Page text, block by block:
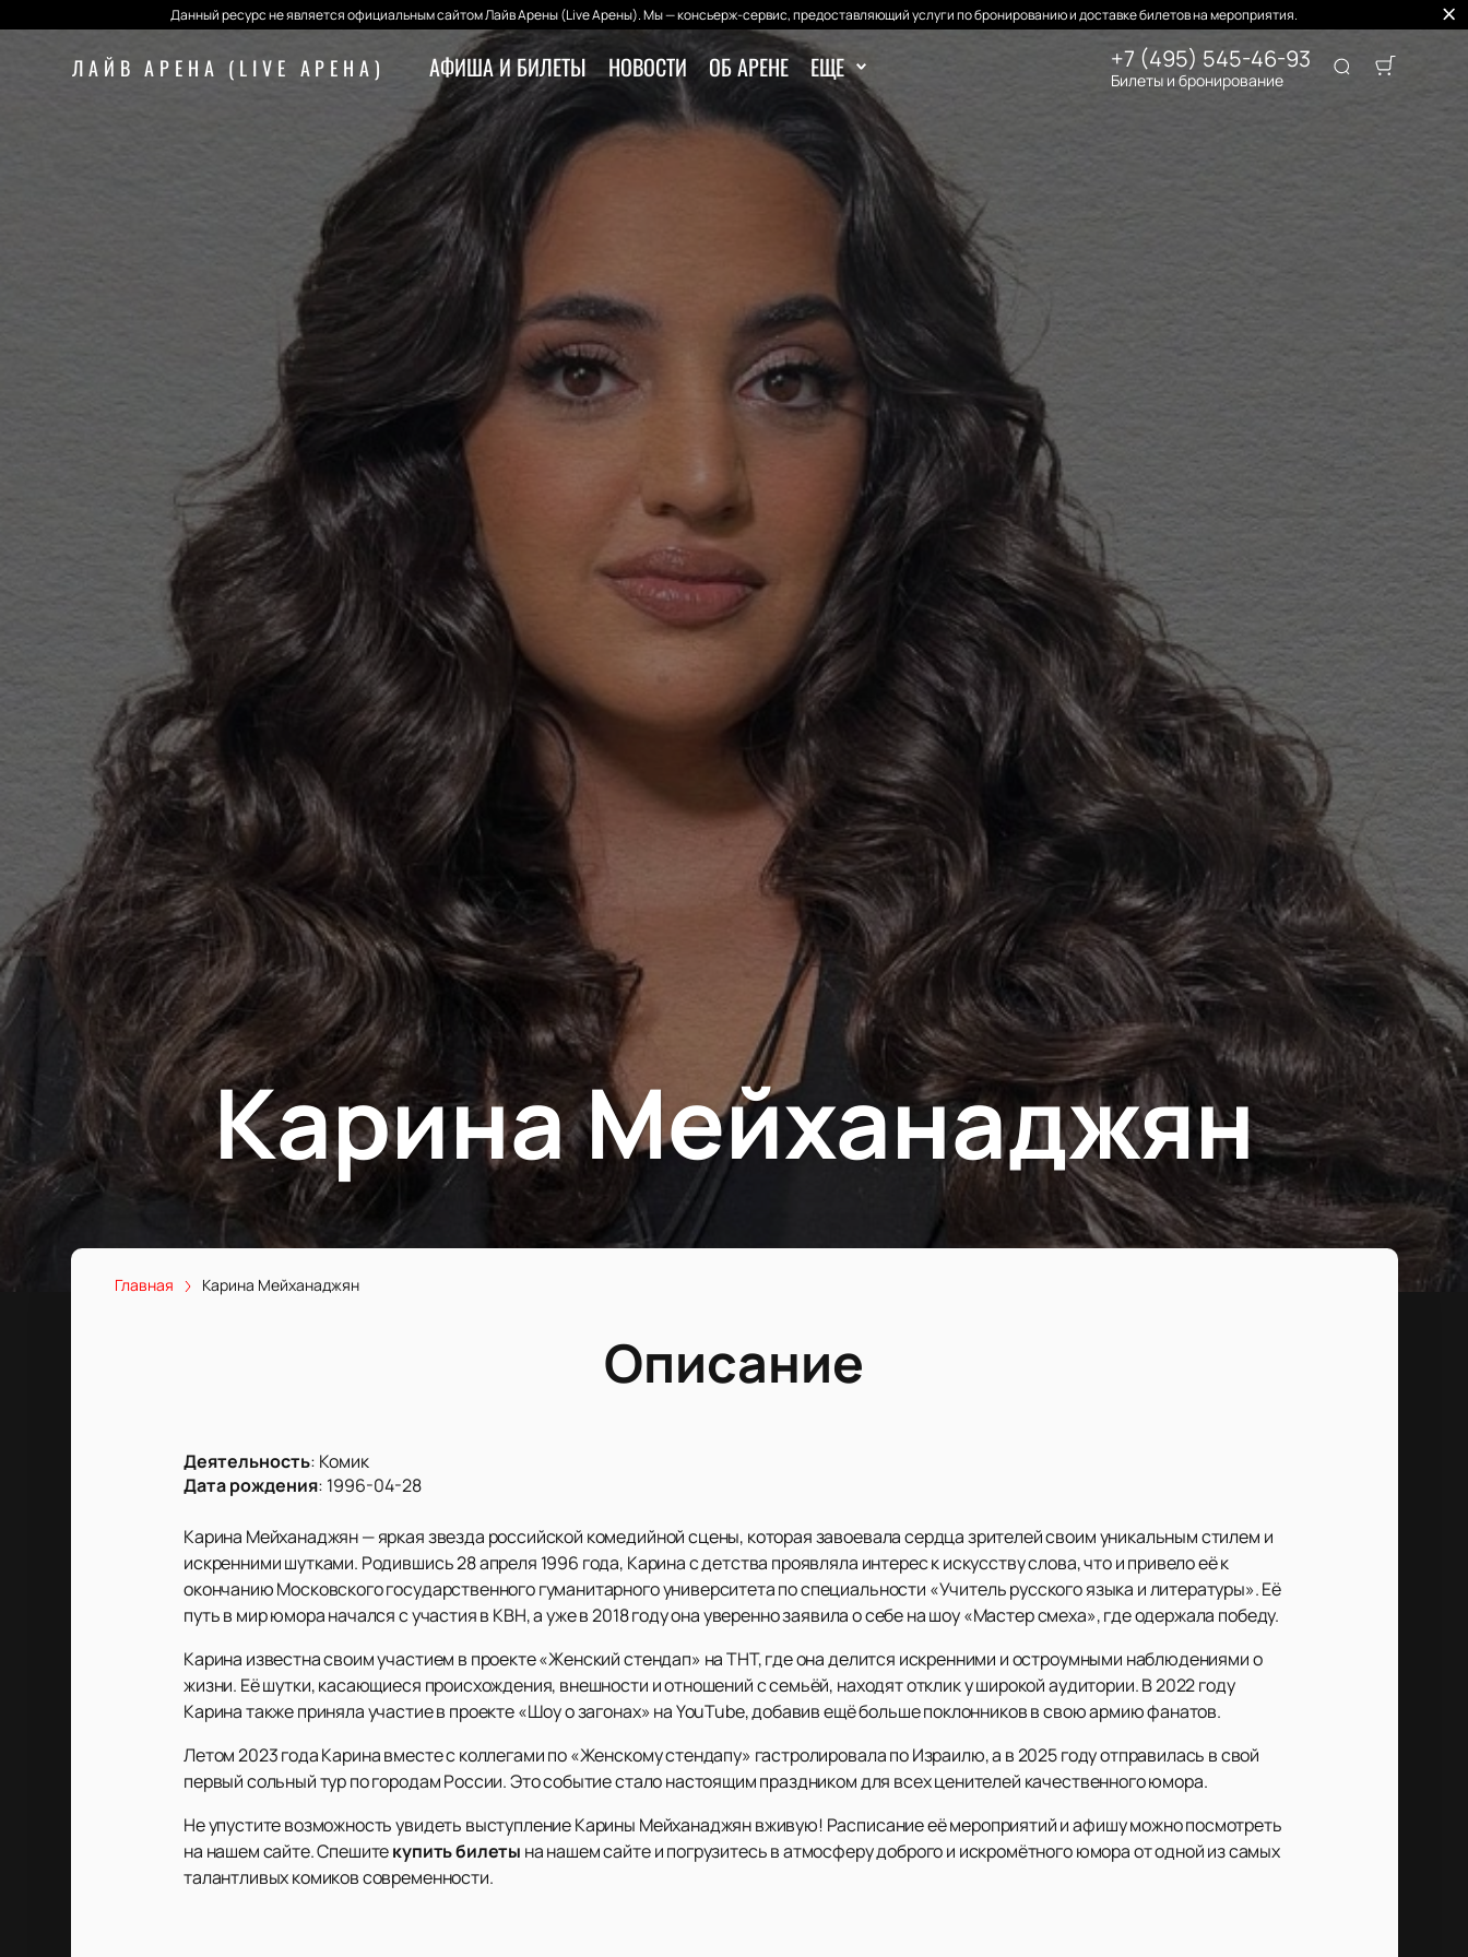
Данный ресурс не является официальным сайтом Лайв Арены (Live Арены). Мы — консьерж-сервис, предоставляющий услуги по бронированию и доставке билетов на мероприятия.
ЛАЙВ АРЕНА (LIVE АРЕНА) АФИША И БИЛЕТЫ НОВОСТИ ОБ АРЕНЕ ЕЩЕ +7 (495) 545-46-93
Билеты и бронирование
Карина Мейханаджян
Главная Карина Мейханаджян
Описание
Деятельность: Комик
Дата рождения: 1996-04-28
Карина Мейханаджян — яркая звезда российской комедийной сцены, которая завоевала сердца зрителей своим уникальным стилем и
искренними шутками. Родившись 28 апреля 1996 года, Карина с детства проявляла интерес к искусству слова, что и привело её к
окончанию Московского государственного гуманитарного университета по специальности «Учитель русского языка и литературы». Её
путь в мир юмора начался с участия в КВН, а уже в 2018 году она уверенно заявила о себе на шоу «Мастер смеха», где одержала победу.
Карина известна своим участием в проекте «Женский стендап» на ТНТ, где она делится искренними и остроумными наблюдениями о
жизни. Её шутки, касающиеся происхождения, внешности и отношений с семьёй, находят отклик у широкой аудитории. В 2022 году
Карина также приняла участие в проекте «Шоу о загонах» на YouTube, добавив ещё больше поклонников в свою армию фанатов.
Летом 2023 года Карина вместе с коллегами по «Женскому стендапу» гастролировала по Израилю, а в 2025 году отправилась в свой
первый сольный тур по городам России. Это событие стало настоящим праздником для всех ценителей качественного юмора.
Не упустите возможность увидеть выступление Карины Мейханаджян вживую! Расписание её мероприятий и афишу можно посмотреть
на нашем сайте. Спешитекупить билеты на нашем сайте и погрузитесь в атмосферу доброго и искромётного юмора от одной из самых
талантливых комиков современности.